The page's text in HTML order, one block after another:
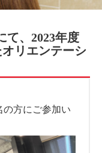
て、2023年度
リエンテーシ
の方にご参加い